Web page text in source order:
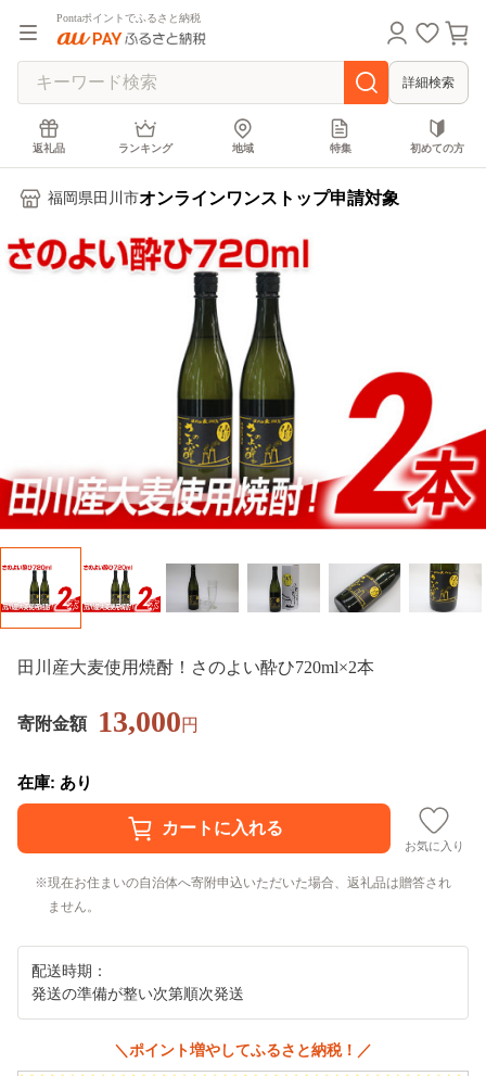
Pontaポイントでふるさと納税
詳細検索
返礼品 ランキング 地域 特集 初めての方
福岡県田川市オンラインワンストップ申請対象
田川産大麦使用焼酎！さのよい酔ひ720ml×2本
寄附金額 13,000円
在庫: あり
お気に入り
現在お住まいの自治体へ寄附申込いただいた場合、返礼品は贈答され
ません。
配送時期：
発送の準備が整い次第順次発送
＼ポイント増やしてふるさと納税！／